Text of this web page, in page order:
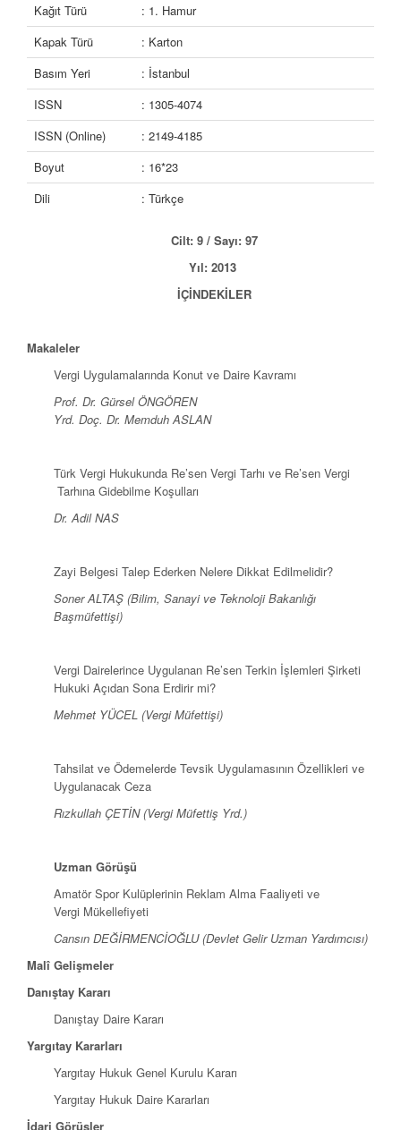
Kağıt Türü
: 1. Hamur
Kapak Türü
: Karton
Basım Yeri
: İstanbul
ISSN
: 1305-4074
ISSN (Online)
: 2149-4185
Boyut
: 16*23
Dili
: Türkçe
Cilt: 9 / Sayı: 97
Yıl: 2013
İÇİNDEKİLER
Makaleler
Vergi Uygulamalarında Konut ve Daire Kavramı
Prof. Dr. Gürsel ÖNGÖREN
Yrd. Doç. Dr. Memduh ASLAN
Türk Vergi Hukukunda Re’sen Vergi Tarhı ve Re’sen Vergi
Tarhına Gidebilme Koşulları
Dr. Adil NAS
Zayi Belgesi Talep Ederken Nelere Dikkat Edilmelidir?
Soner ALTAŞ (Bilim, Sanayi ve Teknoloji Bakanlığı
Başmüfettişi)
Vergi Dairelerince Uygulanan Re’sen Terkin İşlemleri Şirketi
Hukuki Açıdan Sona Erdirir mi?
Mehmet YÜCEL (Vergi Müfettişi)
Tahsilat ve Ödemelerde Tevsik Uygulamasının Özellikleri ve
Uygulanacak Ceza
Rızkullah ÇETİN (Vergi Müfettiş Yrd.)
Uzman Görüşü
Amatör Spor Kulüplerinin Reklam Alma Faaliyeti ve
Vergi Mükellefiyeti
Cansın DEĞİRMENCİOĞLU (Devlet Gelir Uzman Yardımcısı)
Malî Gelişmeler
Danıştay Kararı
Danıştay Daire Kararı
Yargıtay Kararları
Yargıtay Hukuk Genel Kurulu Kararı
Yargıtay Hukuk Daire Kararları
İdari Görüşler